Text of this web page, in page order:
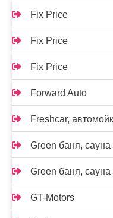
Fix Price
Fix Price
Fix Price
Forward Auto
Freshcar,
Green баня, сауна
Green баня, сауна
GT-Motors